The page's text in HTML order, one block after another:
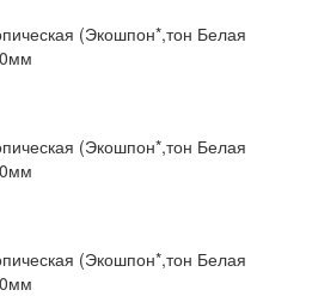
(Экошпон*,тон Белая
(Экошпон*,тон Белая
(Экошпон*,тон Белая